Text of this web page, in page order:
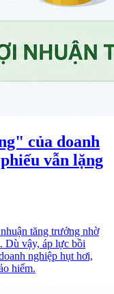
của doanh
vẫn lặng
tăng trưởng nhờ
Dù vậy, áp lực bồi
nghiệp hụt hơi,
hiểm.